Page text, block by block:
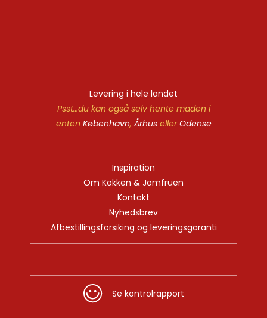
Levering i hele landet
Psst…du kan også selv hente maden i
enten København, ÅrhusellerOdense
Inspiration
Om Kokken & Jomfruen
Kontakt
Nyhedsbrev
Afbestillingsforsiking og leveringsgaranti
Se kontrolrapport